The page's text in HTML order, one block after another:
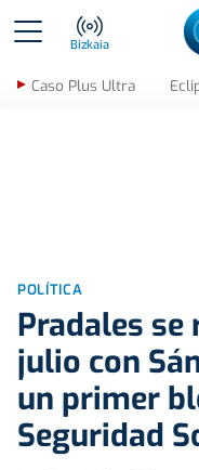
Bizkaia
Caso Plus Ultra
POLÍTICA
Pradales se
julio con
un primer
Seguridad